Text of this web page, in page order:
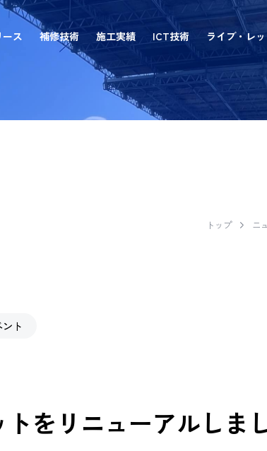
ス 補修技術 施工実績 ICT技術 ライブ・レ
トップ ニ
ト
をリニューアルしま